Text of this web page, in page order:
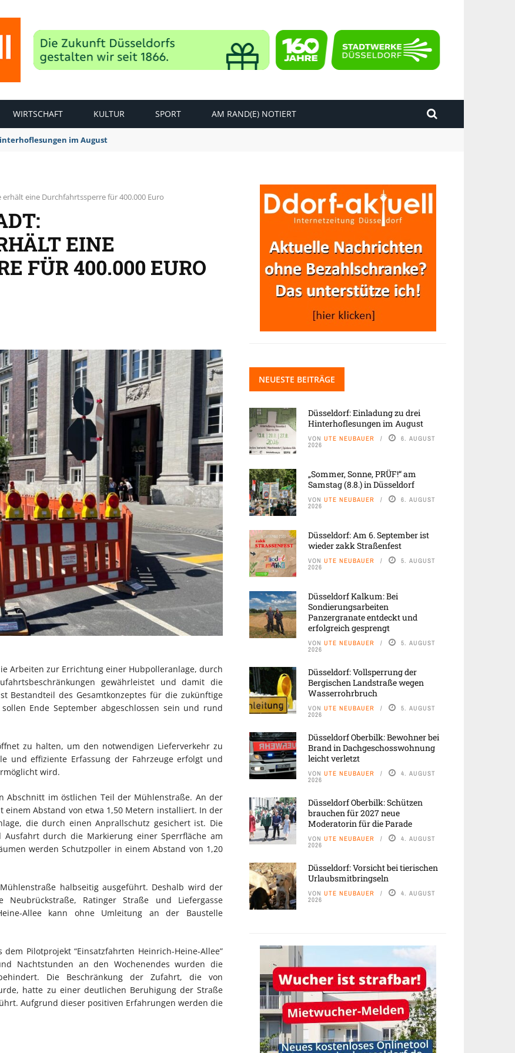
WIRTSCHAFT KULTUR SPORT AM RAND(E) NOTIERT
im August
eine Durchfahrtssperre für 400.000 Euro
EINE D
FÜR 400.000 EURO
Arbeiten zur Errichtung einer Hubpolleranlage, durch
gewährleistet und damit die
Bestandteil des Gesamtkonzeptes für die zukünftige
Ende September abgeschlossen sein und rund
zu halten, um den notwendigen Lieferverkehr zu
und effiziente Erfassung der Fahrzeuge erfolgt und
wird.
Abschnitt im östlichen Teil der Mühlenstraße. An der
Abstand von etwa 1,50 Metern installiert. In der
die durch einen Anprallschutz gesichert ist. Die
durch die Markierung einer Sperrfläche am
werden Schutzpoller in einem Abstand von 1,20
halbseitig ausgeführt. Deshalb wird der
Ratinger Straße und Liefergasse
Allee kann ohne Umleitung an der Baustelle
Pilotprojekt “Einsatzfahrten Heinrich-Heine-Allee”
Nachtstunden an den Wochenendes wurden die
Die Beschränkung der Zufahrt, die von
hatte zu einer deutlichen Beruhigung der Straße
Aufgrund dieser positiven Erfahrungen werden die
NEUESTE BEITRÄGE
Düsseldorf: Einladung zu drei
Hinterhoflesungen im August
VON UTE NEUBAUER 6. AUGUST
2026
„Sommer, Sonne, PRÜF!“ am
Samstag (8.8.) in Düsseldorf
VON UTE NEUBAUER 6. AUGUST
2026
Düsseldorf: Am 6. September ist
wieder zakk Straßenfest
VON UTE NEUBAUER 5. AUGUST
2026
Düsseldorf Kalkum: Bei
Sondierungsarbeiten
Panzergranate entdeckt und
erfolgreich gesprengt
VON UTE NEUBAUER 5. AUGUST
2026
Düsseldorf: Vollsperrung der
Bergischen Landstraße wegen
Wasserrohrbruch
VON UTE NEUBAUER 5. AUGUST
2026
Düsseldorf Oberbilk: Bewohner bei
Brand in Dachgeschosswohnung
leicht verletzt
VON UTE NEUBAUER 4. AUGUST
2026
Düsseldorf Oberbilk: Schützen
brauchen für 2027 neue
Moderatorin für die Parade
VON UTE NEUBAUER 4. AUGUST
2026
Düsseldorf: Vorsicht bei tierischen
Urlaubsmitbringseln
VON UTE NEUBAUER 4. AUGUST
2026